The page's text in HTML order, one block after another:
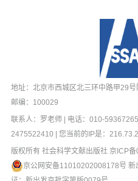
地址：北京市西城区北三环中路甲29
邮编：100029
联系人：罗老师 | 电话：010-
2475522410 | 您当前的IP是：
版权所有 社会科学文献出版社 京ICP
京公网安备11010202008178号 新